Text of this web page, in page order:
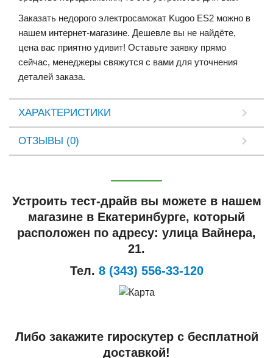
Заказать недорого электросамокат Kugoo ES2 можно в
нашем интернет-магазине. Дешевле вы не найдёте,
цена вас приятно удивит! Оставьте заявку прямо
сейчас, менеджеры свяжутся с вами для уточнения
деталей заказа.
ХАРАКТЕРИСТИКИ
ОТЗЫВЫ (0)
Устроить тест-драйв вы можете в нашем
магазине в Екатеринбурге, который
расположен по адресу: улица Вайнера,
21.
Тел. 8 (343) 556-33-120
Либо закажите гироскутер с бесплатной
доставкой!